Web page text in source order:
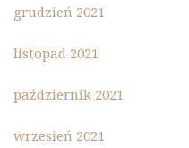
grudzień 2021
listopad 2021
październik 2021
wrzesień 2021